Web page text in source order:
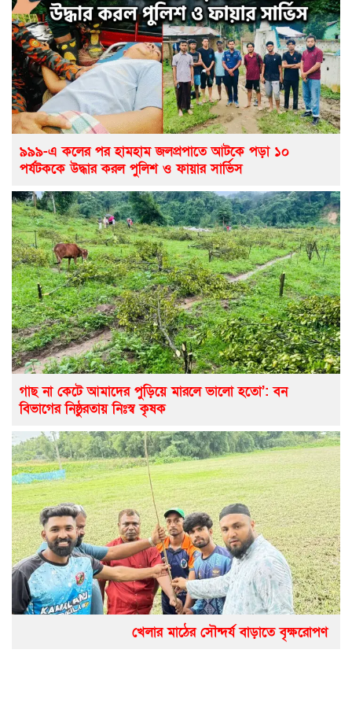
৯৯৯-এ কলের পর হামহাম জলপ্রপাতে আটকে পড়া ১০
পর্যটককে উদ্ধার করল পুলিশ ও ফায়ার সার্ভিস
গাছ না কেটে আমাদের পুড়িয়ে মারলে ভালো হতো’: বন
বিভাগের নিষ্ঠুরতায় নিঃস্ব কৃষক
খেলার মাঠের সৌন্দর্য বাড়াতে বৃক্ষরোপণ